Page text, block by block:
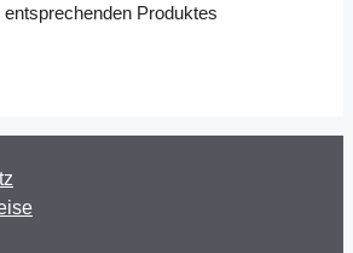
Produktes